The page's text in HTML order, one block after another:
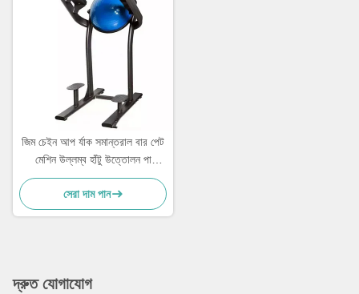
জিম চেইন আপ র্যাক সমান্তরাল বার পেট
মেশিন উল্লম্ব হাঁটু উত্তোলন পা
উত্তোলন
সেরা দাম পান
দ্রুত যোগাযোগ